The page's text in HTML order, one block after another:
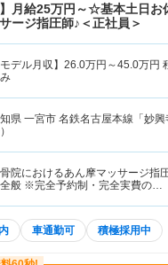
】月給25万円～☆基本土日
ージ指圧師♪＜正社員＞
モデル月収】 26.0万円～45.0万円
県 一宮市 名鉄名古屋本線「妙
院におけるあん摩マッサージ指
般 ※完全予約制・完全実費の…
車通勤可 積極採用中